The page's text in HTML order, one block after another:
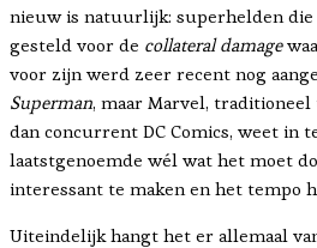
nieuw is natuurlijk: superhelden die
gesteld voor de collateral damage
voor zijn werd zeer recent nog
Superman, maar Marvel,
dan concurrent DC Comics, weet in
laatstgenoemde wél wat het moet
interessant te maken en het tempo
Uiteindelijk hangt het er allemaal